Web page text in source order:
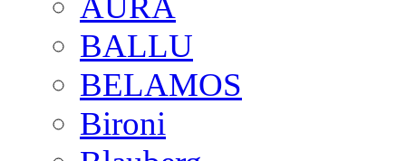
BALLU
BELAMOS
Bironi